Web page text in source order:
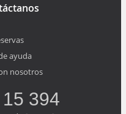
ayuda
nosotros
394